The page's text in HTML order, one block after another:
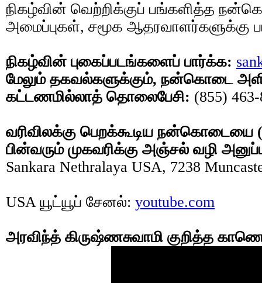
நிகழ்வின் வெற்றிக்குப் பங்களித்த
அமைப்புகள், சமூக ஆதரவாளர்களுக்கு
நிகழ்வின் புகைப்படங்களைப் பார்க்க:
மேலும் தகவல்களுக்கும், நன்கொடை
கட்டணமில்லாத் தொலைபேசி: (855)
வரிவிலக்கு பெறக்கூடிய நன்கொடையை
பின்வரும் முகவரிக்கு அஞ்சல் வழி
Sankara Nethralaya USA, 7238
USA யூட்யூப் சேனல்: youtube.com
அரவிந்த் கிருஷ்ணசுவாமி குறித்த